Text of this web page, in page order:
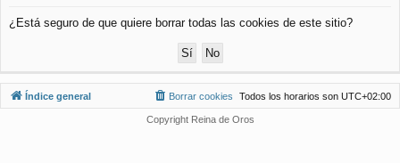
rs
¿Está seguro de que quiere borrar todas las cookies de este sitio?
Índice general Todos los horarios son UTC+02:00
Borrar cookies
Copyright Reina de Oros